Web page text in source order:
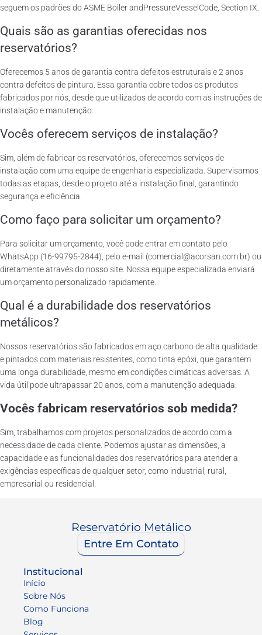
seguem os padrões do ASME Boiler andPressureVesselCode, Section IX.
Quais são as garantias oferecidas nos
reservatórios?
Oferecemos 5 anos de garantia contra defeitos estruturais e 2 anos
contra defeitos de pintura. Essa garantia cobre todos os produtos
fabricados por nós, desde que utilizados de acordo com as instruções de
instalação e manutenção.
Vocês oferecem serviços de instalação?
Sim, além de fabricar os reservatórios, oferecemos serviços de
instalação com uma equipe de engenharia especializada. Supervisamos
todas as etapas, desde o projeto até a instalação final, garantindo
segurança e eficiência.
Como faço para solicitar um orçamento?
Para solicitar um orçamento, você pode entrar em contato pelo
WhatsApp (16-99795-2844), pelo e-mail (comercial@acorsan.com.br) ou
diretamente através do nosso site. Nossa equipe especializada enviará
um orçamento personalizado rapidamente.
Qual é a durabilidade dos reservatórios
metálicos?
Nossos reservatórios são fabricados em aço carbono de alta qualidade
e pintados com materiais resistentes, como tinta epóxi, que garantem
uma longa durabilidade, mesmo em condições climáticas adversas. A
vida útil pode ultrapassar 20 anos, com a manutenção adequada.
Vocês fabricam reservatórios sob medida?
Sim, trabalhamos com projetos personalizados de acordo com a
necessidade de cada cliente. Podemos ajustar as dimensões, a
capacidade e as funcionalidades dos reservatórios para atender a
exigências específicas de qualquer setor, como industrial, rural,
empresarial ou residencial.
Reservatório Metálico
Entre Em Contato
Institucional
Início
Sobre Nós
Como Funciona
Blog